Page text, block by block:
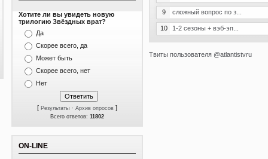
Хотите ли вы увидеть новую
трилогию Звёздных врат?
Да
Скорее всего, да
Может быть
Скорее всего, нет
Нет
[ Результаты · Архив опросов ]
Всего ответов: 11802
ON-LINE
9 сложный вопрос по з...
10 1-2 сезоны + вэб-эп...
Твиты пользователя @atlantistvru